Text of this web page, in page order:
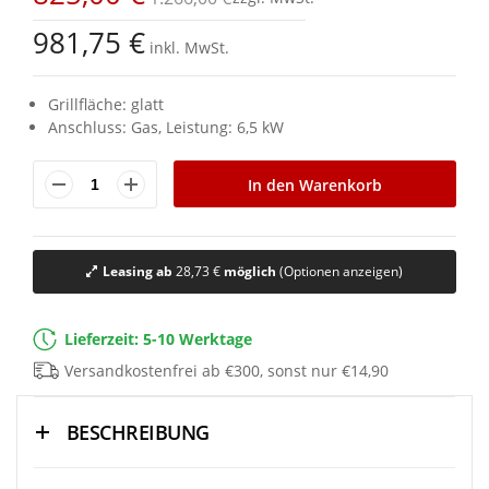
981,75 € inkl. MwSt.
Grillfläche: glatt
Anschluss: Gas, Leistung: 6,5 kW
In den Warenkorb
Leasing ab 28,73 € möglich (Optionen anzeigen)
Lieferzeit: 5-10 Werktage
Versandkostenfrei ab €300, sonst nur €14,90
BESCHREIBUNG